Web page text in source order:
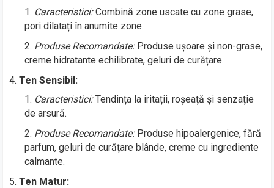
Caracteristici:Combină zone uscate cu zone grase,
pori dilatați în anumite zone.
Produse Recomandate:Produse ușoare și non-grase,
creme hidratante echilibrate, geluri de curățare.
Ten Sensibil:
Caracteristici:Tendința la iritații, roșeață și senzație
de arsură.
Produse Recomandate:Produse hipoalergenice, fără
parfum, geluri de curățare blânde, creme cu ingrediente
calmante.
Ten Matur: